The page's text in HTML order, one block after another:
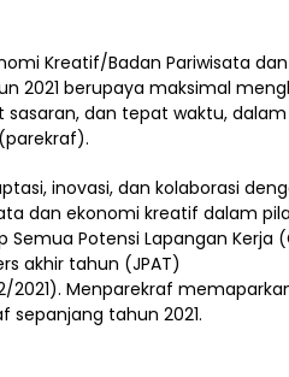
Kreatif/Badan Pariwisata
2021 berupaya maksimal
dan tepat waktu,
inovasi, dan kolaborasi
dan ekonomi kreatif dalam
Potensi Lapangan Kerja
akhir tahun (JPAT)
2021). Menparekraf
sepanjang tahun 2021.